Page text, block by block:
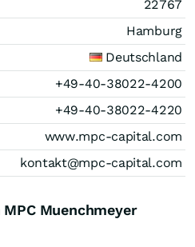
22767
Hamburg
Deutschland
+49-40-38022-4200
+49-40-38022-4220
www.mpc-capital.com
kontakt@mpc-capital.com
Muenchmeyer